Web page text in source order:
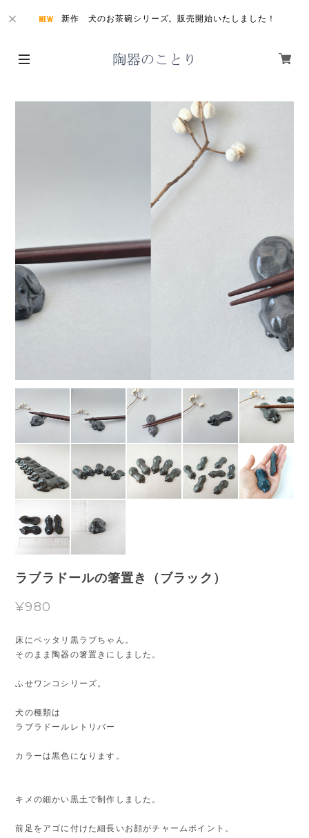
新作 犬のお茶碗シリーズ。販売開始いたしました！
ラブラドールの箸置き（ブラック）
¥980
床にペッタリ黒ラブちゃん。
そのまま陶器の箸置きにしました。
ふせワンコシリーズ。
犬の種類は
ラブラドールレトリバー
カラーは黒色になります。
キメの細かい黒土で制作しました。
前足をアゴに付けた細長いお顔がチャームポイント。